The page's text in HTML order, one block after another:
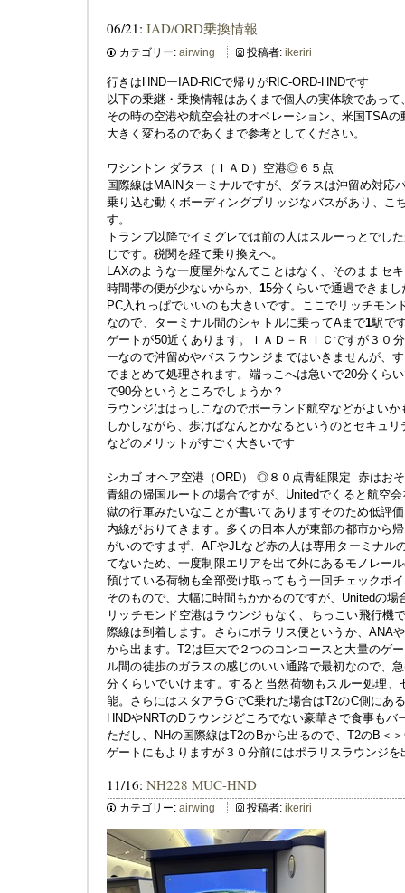
06/21: IAD/ORD乗換情報
カテゴリー: airwing 投稿者: ikeriri
行きはHNDーIAD-RICで帰りがRIC-ORD-HNDです
以下の乗継・乗換情報はあくまで個人の実体験であって
その時の空港や航空会社のオペレーション、米国TSAの
大きく変わるのであくまで参考としてください。
ワシントン ダラス（ＩＡＤ）空港◎６５点
国際線はMAINターミナルですが、ダラスは沖留め対応
乗り込む動くボーディングブリッジなバスがあり、こ
す。
トランプ以降でイミグレでは前の人はスルーっとでし
じです。税関を経て乗り換えへ。
LAXのような一度屋外なんてことはなく、そのままセ
時間帯の便が少ないからか、 15分くらいで通過できまし
PC入れっぱでいいのも大きいです。ここでリッチモン
なので、ターミナル間のシャトルに乗ってAまで1駅で
ゲートが50近くあります。ＩＡＤ－ＲＩＣですが３０
ーなので沖留めやバスラウンジまではいきませんが、
でまとめて処理されます。端っこへは急いで20分くら
で90分というところでしょうか？
ラウンジははっしこなのでポーランド航空などがよい
しかしながら、歩けばなんとかなるというのとセキュ
などのメリットがすごく大きいです
シカゴ オヘア空港（ORD） ◎８０点青組限定 赤はお
青組の帰国ルートの場合ですが、Unitedでくると航空
獄の行軍みたいなことが書いてありますそのため低評
内線がおりてきます。多くの日本人が東部の都市から
がいのですまず、AFやJLなど赤の人は専用ターミナル
てないため、一度制限エリアを出て外にあるモノレー
預けている荷物も全部受け取ってもう一回チェックポ
そのもので、大幅に時間もかかるのですが、Unitedの場
リッチモンド空港はラウンジもなく、ちっこい飛行機
際線は到着します。さらにポラリス便というか、ANA
から出ます。T2は巨大で２つのコンコースと大量のゲ
ル間の徒歩のガラスの感じのいい通路で最初なので、
分くらいでいけます。すると当然荷物もスルー処理
能。さらにはスタアラGでC乗れた場合はT2のC側にあ
HNDやNRTのDラウンジどころでない豪華さで食事も
ただし、NHの国際線はT2のBから出るので、T2のB＜
ゲートにもよりますが３０分前にはポラリスラウンジ
11/16: NH228 MUC-HND
カテゴリー: airwing 投稿者: ikeriri